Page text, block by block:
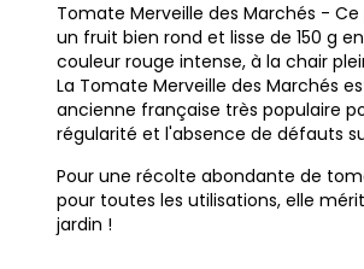
Tomate Merveille des Marchés -
un fruit bien rond et lisse de 150 g
couleur rouge intense, à la chair
La Tomate Merveille des Marchés
ancienne française très populaire
régularité et l'absence de défauts
Pour une récolte abondante de
pour toutes les utilisations, elle
jardin !